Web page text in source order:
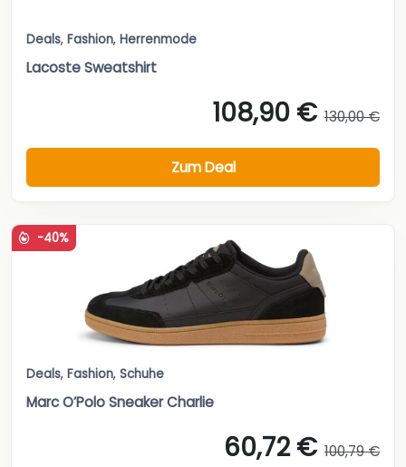
Deals, Fashion, Herrenmode
Lacoste Sweatshirt
108,90 € 130,00 €
Zum Deal
-40%
Deals, Fashion, Schuhe
Marc O’Polo Sneaker Charlie
60,72 € 100,79 €